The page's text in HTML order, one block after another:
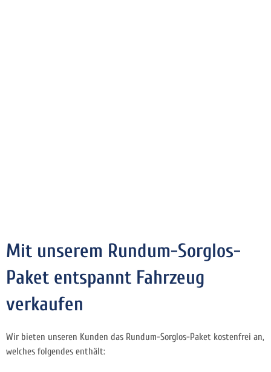
Mit unserem Rundum-Sorglos-
Paket entspannt Fahrzeug
verkaufen
Wir bieten unseren Kunden das Rundum-Sorglos-Paket kostenfrei an,
welches folgendes enthält: